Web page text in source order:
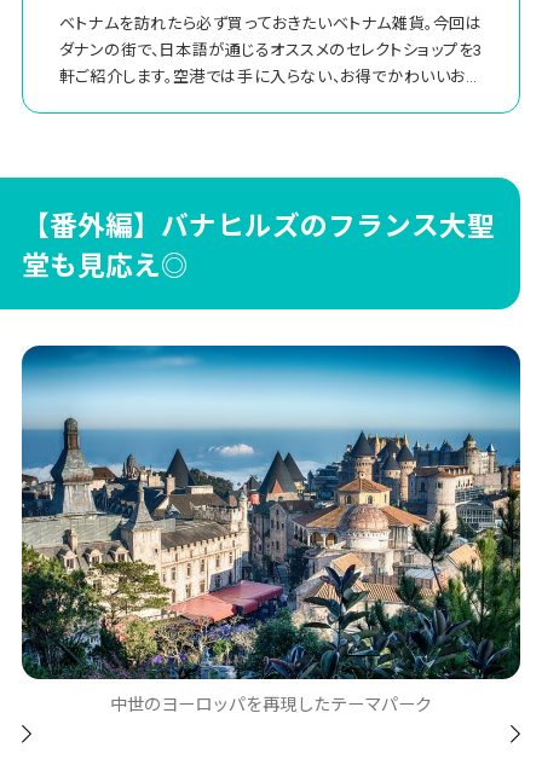
ベトナムを訪れたら必ず買っておきたいベトナム雑貨。今回は
ダナンの街で、日本語が通じるオススメのセレクトショップを3
軒ご紹介します。空港では手に入らない、お得でかわいいお土
【番外編】バナヒルズのフランス大聖
堂も見応え◎